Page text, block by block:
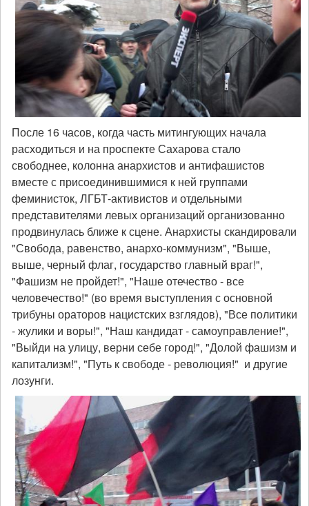
После 16 часов, когда часть митингующих начала
расходиться и на проспекте Сахарова стало
свободнее, колонна анархистов и антифашистов
вместе с присоединившимися к ней группами
феминисток, ЛГБТ-активистов и отдельными
представителями левых организаций организованно
продвинулась ближе к сцене. Анархисты скандировали
"Свобода, равенство, анархо-коммунизм", "Выше,
выше, черный флаг, государство главный враг!",
"Фашизм не пройдет!", "Наше отечество - все
человечество!" (во время выступления с основной
трибуны ораторов нацистских взглядов), "Все политики
- жулики и воры!", "Наш кандидат - самоуправление!",
"Выйди на улицу, верни себе город!", "Долой фашизм и
капитализм!", "Путь к свободе - революция!" и другие
лозунги.